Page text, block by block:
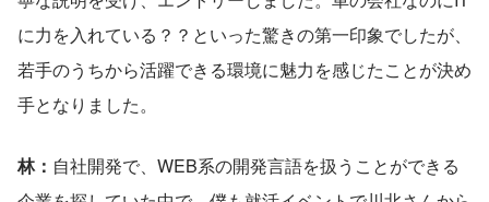
に力を入れている？？といった驚きの第一印象でしたが、
若手のうちから活躍できる環境に魅力を感じたことが決め
手となりました。
林： 自社開発で、WEB系の開発言語を扱うことができる